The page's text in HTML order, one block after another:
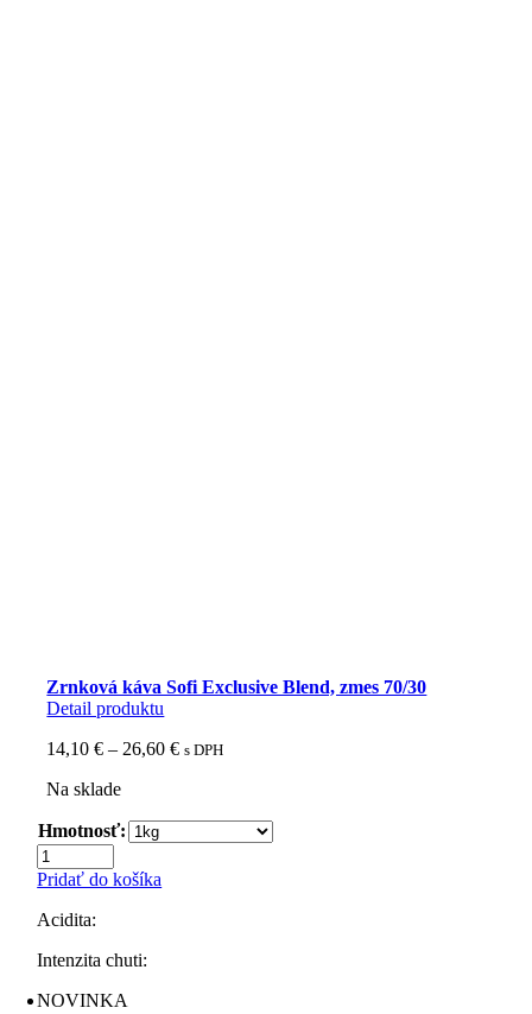
Zrnková káva Sofi Exclusive Blend, zmes 70/30
Detail produktu
14,10€ – 26,60€Price
s DPH
Na sklade
Hmotnosť:
množstvo
Zrnková
Sofi
Blend,
70/30
Pridať do košíka
Acidita:
Intenzita chuti:
NOVINKA